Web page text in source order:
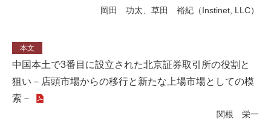
岡田 功太、草田 裕紀（Instinet, LLC）
本文
中国本土で3番目に設立された北京証券取引所の役割と
狙い－店頭市場からの移行と新たな上場市場としての模
索－
関根 栄一